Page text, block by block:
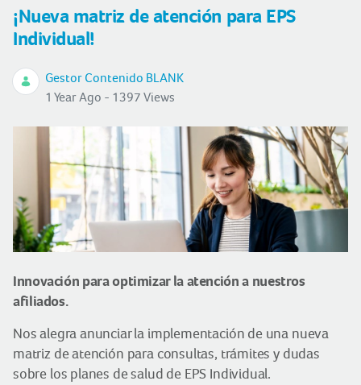
¡Nueva matriz de atención para EPS
Individual!
Gestor Contenido BLANK
1 Year Ago - 1397 Views
Innovación para optimizar la atención a nuestros
afiliados.
Nos alegra anunciar la implementación de una nueva
matriz de atención para consultas, trámites y dudas
sobre los planes de salud de EPS Individual.